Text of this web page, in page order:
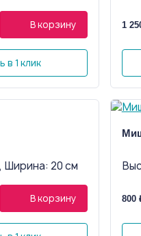
В корзину
в 1 клик
1
Ширина: 20 см
В корзину 800